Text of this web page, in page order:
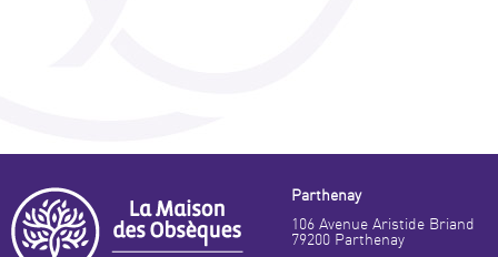
Parthenay
106 Avenue Aristide Briand
79200 Parthenay